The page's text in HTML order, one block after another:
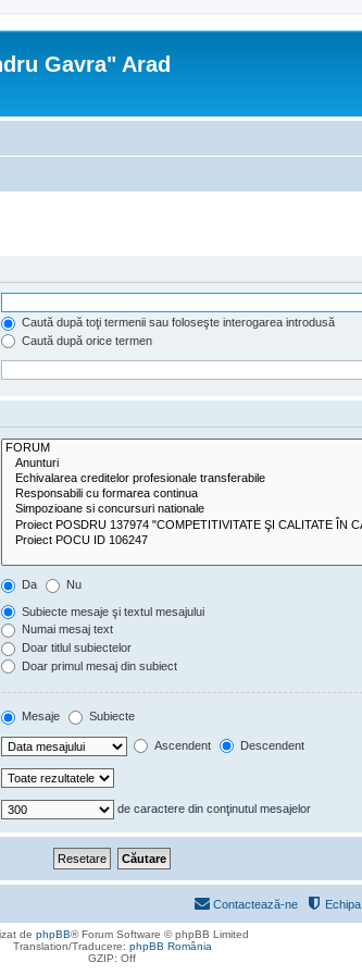
Gavra" Arad
Caută după toţi termenii sau foloseşte interogarea introdusă
Caută după orice termen
Da Nu
Subiecte mesaje şi textul mesajului
Numai mesaj text
Doar titlul subiectelor
Doar primul mesaj din subiect
Mesaje Subiecte
Ascendent Descendent
de caractere din conţinutul mesajelor
Echipa
Contactează-ne
de phpBB® Forum Software © phpBB Limited
Translation/Traducere: phpBB România
GZIP: Off